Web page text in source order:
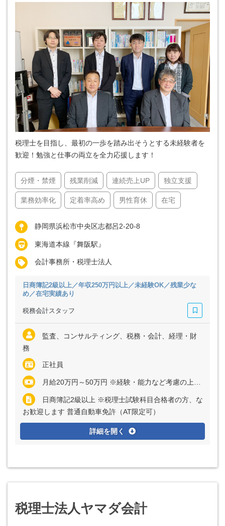
税理士を目指し、最初の一歩を踏み出そうとする未経験者を
歓迎！勉強と仕事の両立を全力応援します！
分煙・禁煙 残業削減 連続売上UP 独立支援
業務効率化 定着率高め 男性育休 在宅
静岡県浜松市中央区志都呂2-20-8
東海道本線『舞阪駅』
会計事務所・税理士法人
日商簿記2級以上／年収250万円以上／未経験OK／残業少な
め／在宅実績あり
税務会計スタッフ
監査、コンサルティング、税務・会計、経理・財
務
正社員
月給20万円～50万円 ※経験・能力など考慮の上、決定いたします ※残業代は全額支給
日商簿記2級以上 ※税理士試験科目合格者の方、な
お歓迎します 普通自動車免許（AT限定可）
詳細を開く
税理士法人ヤマダ会計